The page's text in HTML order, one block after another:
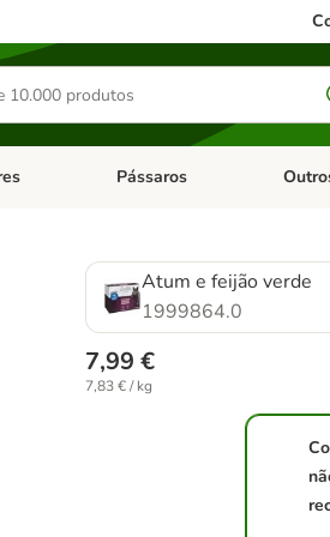
de categoria: Antiparasitários
Abrir menu de categoria:
Pássaros Abrir
Atum e feijão verde
1999864.0
7,99 €
7,83 € / kg